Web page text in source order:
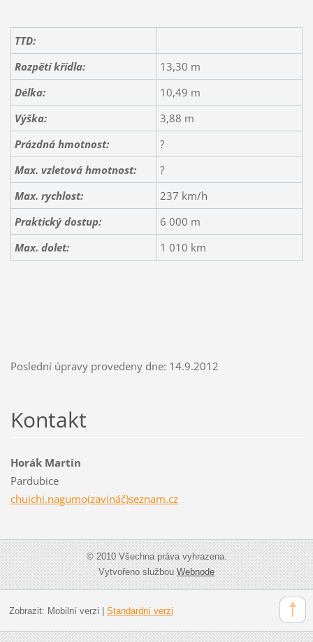
TTD:
Rozpětí křídla:
13,30 m
Délka:
10,49 m
Výška:
3,88 m
Prázdná hmotnost:
?
Max. vzletová hmotnost:
?
Max. rychlost:
237 km/h
Praktický dostup:
6 000 m
Max. dolet:
1 010 km
Poslední úpravy provedeny dne: 14.9.2012
Kontakt
Horák Martin
Pardubice
chuichi.nagumo(zavináč)seznam.cz
© 2010 Všechna práva vyhrazena.
Vytvořeno službouWebnode
Zobrazit: Mobilní verzi | Standardní verzi